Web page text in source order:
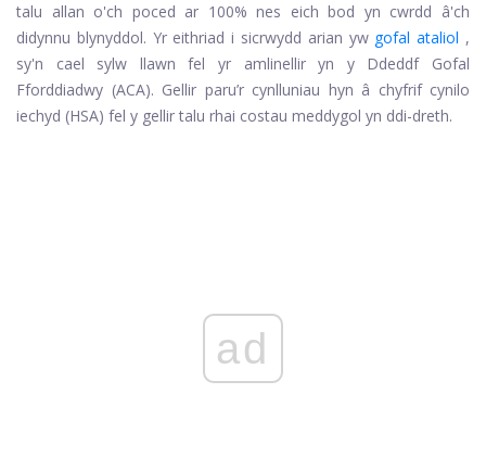
talu allan o'ch poced ar 100% nes eich bod yn cwrdd â'ch
didynnu blynyddol. Yr eithriad i sicrwydd arian yw gofal ataliol ,
sy'n cael sylw llawn fel yr amlinellir yn y Ddeddf Gofal
Fforddiadwy (ACA). Gellir paru’r cynlluniau hyn â chyfrif cynilo
iechyd (HSA) fel y gellir talu rhai costau meddygol yn ddi-dreth.
ad